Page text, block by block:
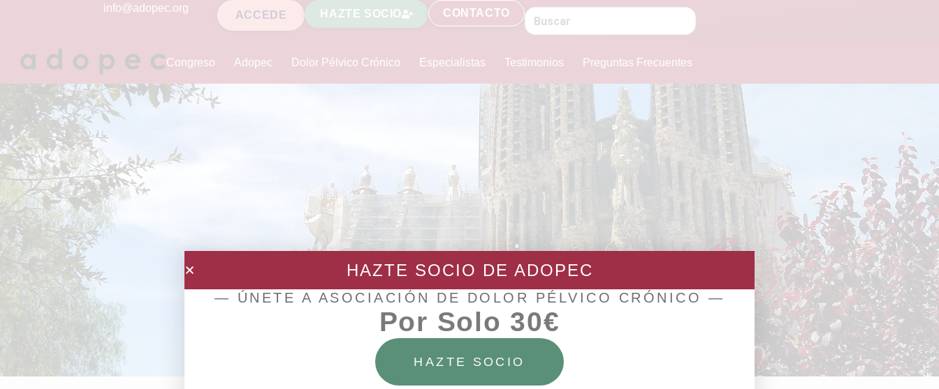
info@adopec.org
ACCEDE HAZTE SOCIO CONTACTO
Congreso Adopec Dolor Pélvico Crónico Especialistas Testimonios Preguntas Frecuentes
Cataluña
HAZTE SOCIO DE ADOPEC
— ÚNETE A ASOCIACIÓN DE DOLOR PÉLVICO CRÓNICO —
Por Solo 30€
HAZTE SOCIO